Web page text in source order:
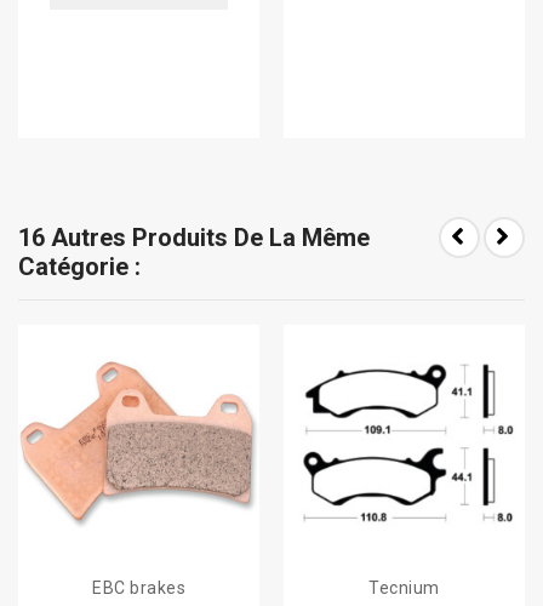
16 Autres Produits De La Même
Catégorie :
EBC brakes
Tecnium